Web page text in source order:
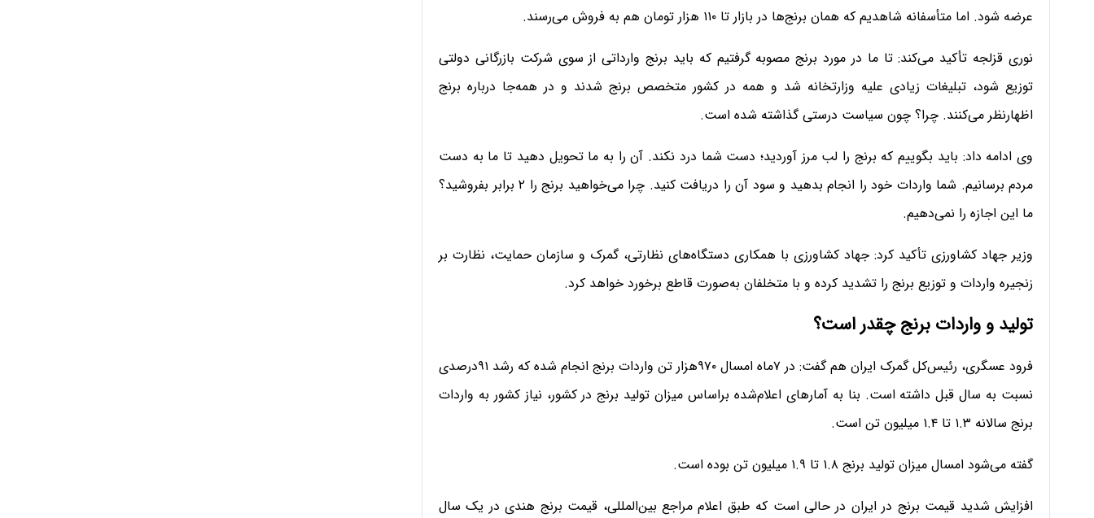
عرضه شود. اما متأسفانه شاهدیم که همان برنج‌ها در بازار تا ۱۱۰ هزار تومان هم به فروش می‌رسند.
نوری قزلجه تأکید می‌کند: تا ما در مورد برنج مصوبه گرفتیم که باید برنج وارداتی از سوی شرکت بازرگانی دولتی
توزیع شود، تبلیغات زیادی علیه وزارتخانه شد و همه در کشور متخصص برنج شدند و در همه‌جا درباره برنج
اظهارنظر می‌کنند. چرا؟ چون سیاست درستی گذاشته شده است.
وی ادامه داد: باید بگوییم که برنج را لب مرز آوردید؛ دست شما درد نکند. آن را به ما تحویل دهید تا ما به‌ دست
مردم برسانیم. شما واردات خود را انجام بدهید و سود آن را دریافت کنید. چرا می‌خواهید برنج را ۲ برابر بفروشید؟
ما این اجازه را نمی‌دهیم.
وزیر جهاد کشاورزی تأکید کرد: جهاد کشاورزی با همکاری دستگاه‌های نظارتی، گمرک و سازمان حمایت، نظارت بر
زنجیره واردات و توزیع برنج را تشدید کرده و با متخلفان به‌صورت قاطع برخورد خواهد کرد.
تولید و واردات برنج چقدر است؟
فرود عسگری، رئیس‌کل گمرک ایران هم گفت: در ۷‌ماه امسال ۹۷۰هزار تن واردات برنج انجام شده که رشد ۹۱درصدی
نسبت به سال قبل داشته است. بنا به آمارهای اعلام‌شده براساس میزان تولید برنج در کشور، نیاز کشور به واردات
برنج سالانه ۱.۳ تا ۱.۴ میلیون تن است.
گفته می‌شود امسال میزان تولید برنج ۱.۸ تا ۱.۹ میلیون تن بوده است.
افزایش شدید قیمت برنج در ایران در حالی است که طبق اعلام مراجع بین‌المللی، قیمت برنج هندی در یک سال